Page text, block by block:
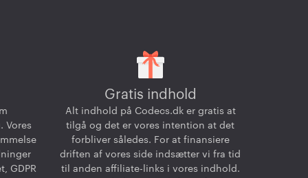
Vores
GDPR
Gratis indhold
Alt indhold på Codecs.dk er gratis at
tilgå og det er vores intention at det
forbliver således. For at finansiere
driften af vores side indsætter vi fra tid
til anden affiliate-links i vores indhold.